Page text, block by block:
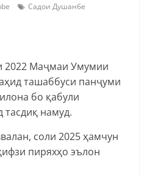
Садои Душанбе
2022 Маҷмаи Умумии
ташаббуси панҷуми
бо қабули
тасдиқ намуд.
соли 2025 ҳамчун
пиряхҳо эълон